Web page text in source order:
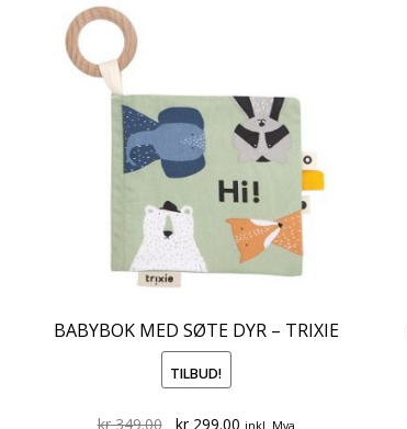
BABYBOK MED SØTE DYR – TRIXIE
TILBUD!
kr349.00 Original
kr299.00 Current
inkl. Mva